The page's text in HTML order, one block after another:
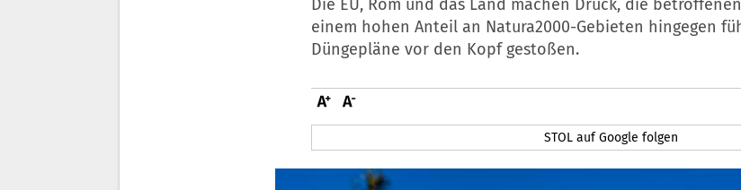
Die EU, Rom und das Land machen Druck, die
einem hohen Anteil an Natura2000-Gebieten hingegen
Düngepläne vor den Kopf gestoßen.
STOL auf Google folgen